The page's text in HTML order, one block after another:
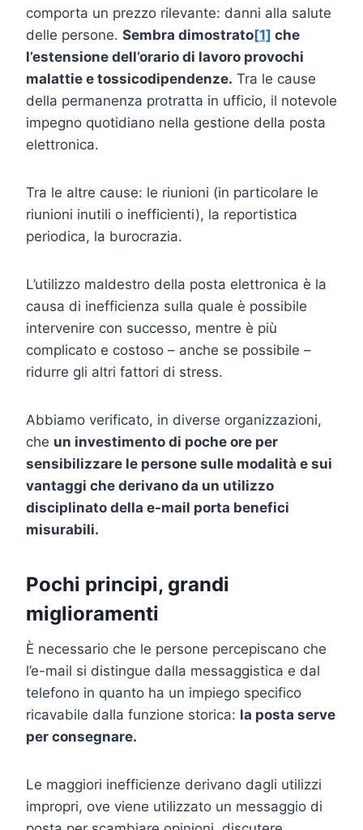
comporta un prezzo rilevante: danni alla salute
delle persone. Sembra dimostrato[1] che
l’estensione dell’orario di lavoro provochi
malattie e tossicodipendenze. Tra le cause
della permanenza protratta in ufficio, il notevole
impegno quotidiano nella gestione della posta
elettronica.
Tra le altre cause: le riunioni (in particolare le
riunioni inutili o inefficienti), la reportistica
periodica, la burocrazia.
L’utilizzo maldestro della posta elettronica è la
causa di inefficienza sulla quale è possibile
intervenire con successo, mentre è più
complicato e costoso – anche se possibile –
ridurre gli altri fattori di stress.
Abbiamo verificato, in diverse organizzazioni,
che un investimento di poche ore per
sensibilizzare le persone sulle modalità e sui
vantaggi che derivano da un utilizzo
disciplinato della e-mail porta benefici
misurabili.
Pochi principi, grandi
miglioramenti
È necessario che le persone percepiscano che
l’e-mail si distingue dalla messaggistica e dal
telefono in quanto ha un impiego specifico
ricavabile dalla funzione storica: la posta serve
per consegnare.
Le maggiori inefficienze derivano dagli utilizzi
impropri, ove viene utilizzato un messaggio di